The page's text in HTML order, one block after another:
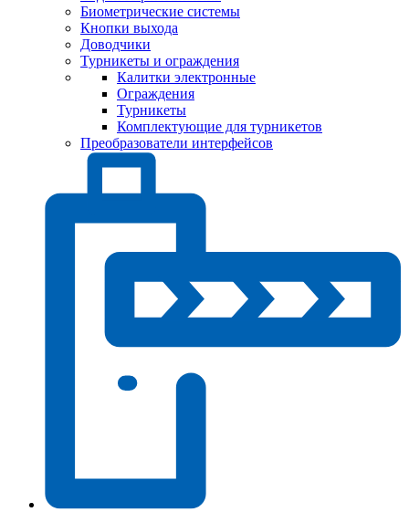
Биометрические системы
Кнопки выхода
Доводчики
Турникеты и ограждения
Калитки электронные
Ограждения
Турникеты
Комплектующие для турникетов
Преобразователи интерфейсов